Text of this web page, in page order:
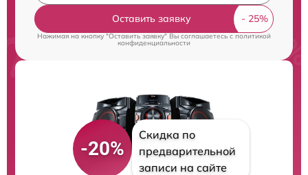
Оставить заявку
Нажимая на кнопку "Оставить заявку" Вы соглашаетесь cполитикой
конфиденциальности
-20%
Скидка по
предварительной
записи на сайте